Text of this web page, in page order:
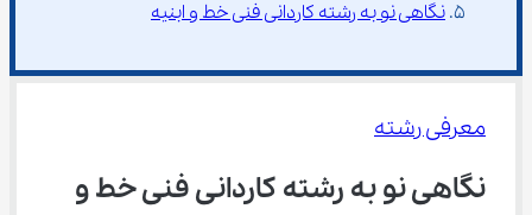
نگاهی نو به رشته کاردانی فنی خط و ابنیه
معرفی رشته
نگاهی نو به رشته کاردانی فنی خط و